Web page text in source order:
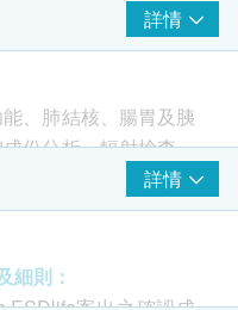
詳情
、肺結核、腸胃及胰
份分析、輻射檢查、
癌、大腸、鱗狀細胞
詳情
細則：